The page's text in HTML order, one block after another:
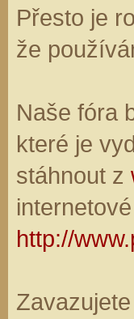
Přesto je
že
Naše fóra
které je
stáhnout z
http://